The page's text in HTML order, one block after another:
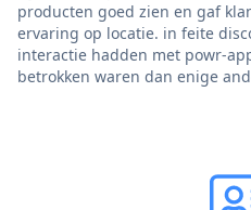
producten goed zien en gaf
ervaring op locatie. in feite
interactie hadden met powr-
betrokken waren dan enige